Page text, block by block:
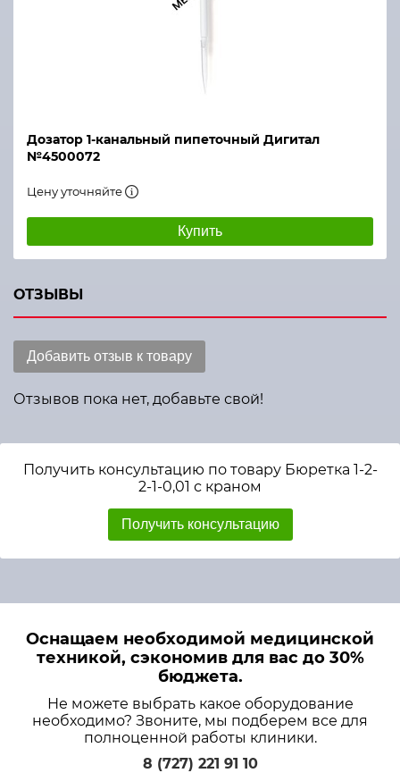
Дозатор 1-канальный пипеточный Дигитал
№4500072
Цену уточняйте
Купить
ОТЗЫВЫ
Добавить отзыв к товару
Отзывов пока нет, добавьте свой!
Получить консультацию по товару Бюретка 1-2-
2-1-0,01 с краном
Получить консультацию
Оснащаем необходимой медицинской
техникой, сэкономив для вас до 30%
бюджета.
Не можете выбрать какое оборудование
необходимо? Звоните, мы подберем все для
полноценной работы клиники.
8 (727) 221 91 10